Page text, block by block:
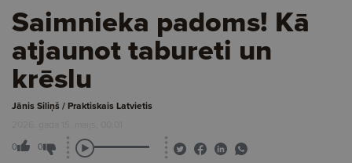
Saimnieka padoms! Kā
atjaunot tabureti un
krēslu
Jānis Siliņš / Praktiskais Latvietis
2026. gada 15. maijs, 00:01
0 0